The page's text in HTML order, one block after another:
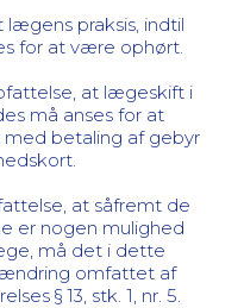
praksis, indtil
for at være ophørt.
at lægeskift i
må anses for at
betaling af gebyr
at såfremt de
er nogen mulighed
må det i dette
omfattet af
§ 13, stk. 1, nr. 5.